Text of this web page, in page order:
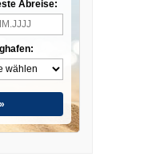
Abreise: